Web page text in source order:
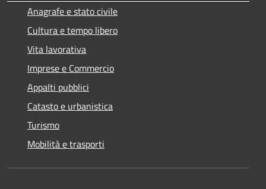
Anagrafe e stato civile
Cultura e tempo libero
Vita lavorativa
Imprese e Commercio
Appalti pubblici
Catasto e urbanistica
Turismo
Mobilità e trasporti